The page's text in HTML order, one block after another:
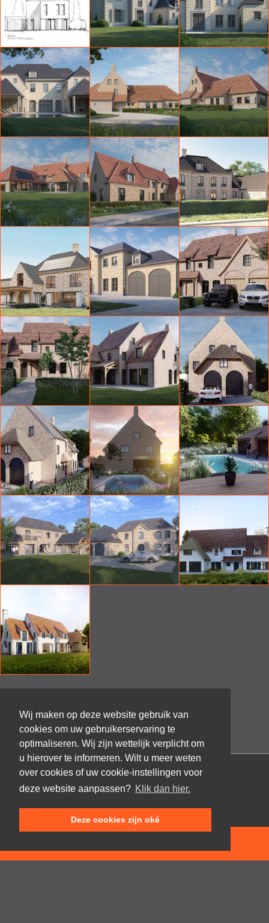
Wij maken op deze website gebruik van
cookies om uw gebruikerservaring te
optimaliseren. Wij zijn wettelijk verplicht om
u hierover te informeren. Wilt u meer weten
over cookies of uw cookie-instellingen voor
deze website aanpassen? Klik dan hier.
Deze cookies zijn oké
Architectenbureau Frank GRUWEZ bvba
9700 Oudenaarde
T +32 (0)55 45 53 63
Speldenstraat 10